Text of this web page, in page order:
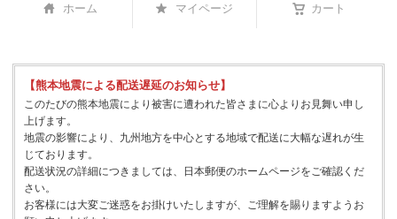
ホーム マイページ カート
【熊本地震による配送遅延のお知らせ】
このたびの熊本地震により被害に遭われた皆さまに心よりお見舞い申し
上げます。
地震の影響により、九州地方を中心とする地域で配送に大幅な遅れが生
じております。
配送状況の詳細につきましては、日本郵便のホームページをご確認くだ
さい。
お客様には大変ご迷惑をお掛けいたしますが、ご理解を賜りますようお